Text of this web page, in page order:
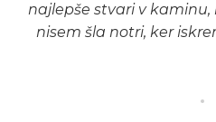
najlepše stvari v
nisem šla notri, ker